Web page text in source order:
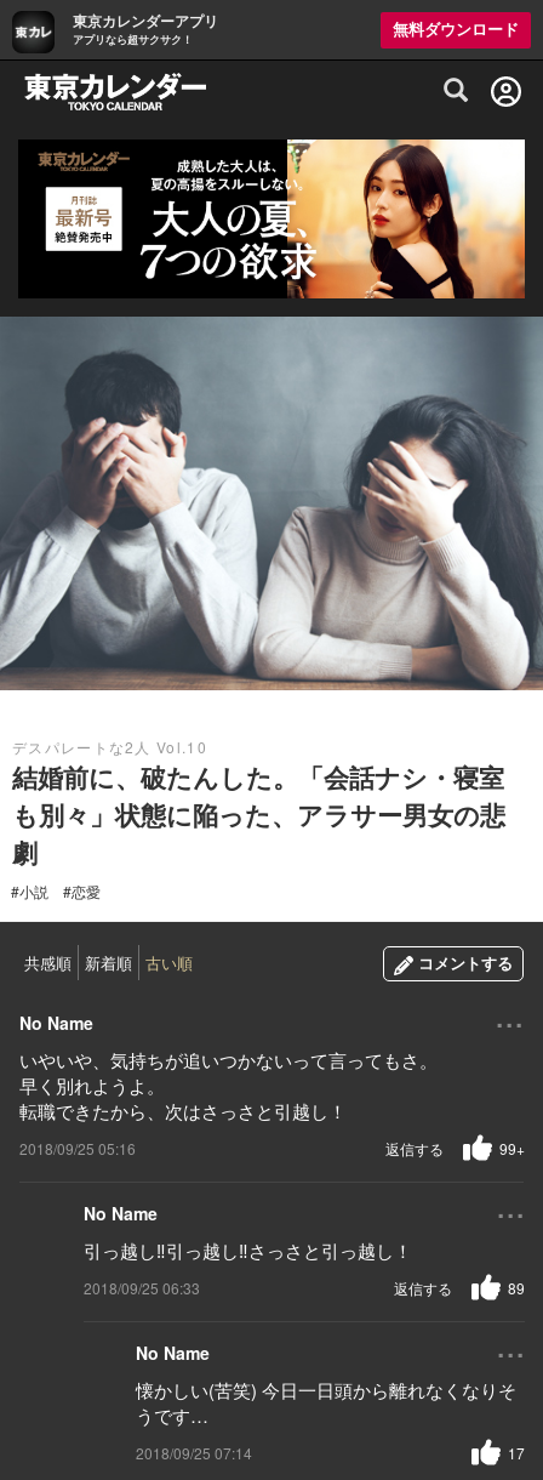
東京カレンダーアプリ
アプリなら超サクサク！
無料ダウンロード
グルメ情報・プレミアムレストラン予約
デスパレートな2人 Vol.10
結婚前に、破たんした。「会話ナシ・寝室
も別々」状態に陥った、アラサー男女の悲
劇
#小説 #恋愛
共感順 新着順 古い順 コメントする
No Name ...
いやいや、気持ちが追いつかないって言ってもさ。
早く別れようよ。
転職できたから、次はさっさと引越し！
2018/09/25 05:16 99+
返信する
No Name ...
引っ越し‼︎引っ越し‼︎さっさと引っ越し！
2018/09/25 06:33 89
返信する
No Name ...
懐かしい(苦笑) 今日一日頭から離れなくなりそ
うです…
2018/09/25 07:14 17